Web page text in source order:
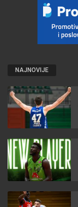
NAJNOVIJE